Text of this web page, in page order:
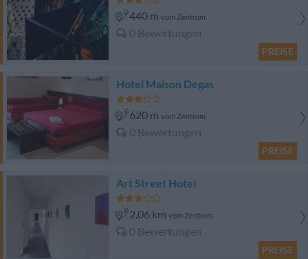
440 m vom Zentrum
0 Bewertungen
PREISE
Hotel Maison Degas
620 m vom Zentrum
0 Bewertungen
PREISE
Art Street Hotel
2.06 km vom Zentrum
0 Bewertungen
PREISE